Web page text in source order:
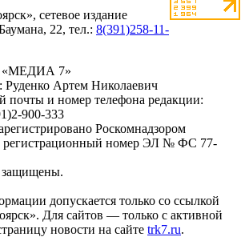
сетевое издание
22, тел.: 8(391)258-11-
«МЕДИА 7»
Руденко Артем Николаевич
почты и номер телефона редакции:
900-333
Роскомнадзором
регистрационный номер ЭЛ № ФС 77-
защищены.
допускается только со ссылкой
Для сайтов — только с активной
новости на сайте trk7.ru.